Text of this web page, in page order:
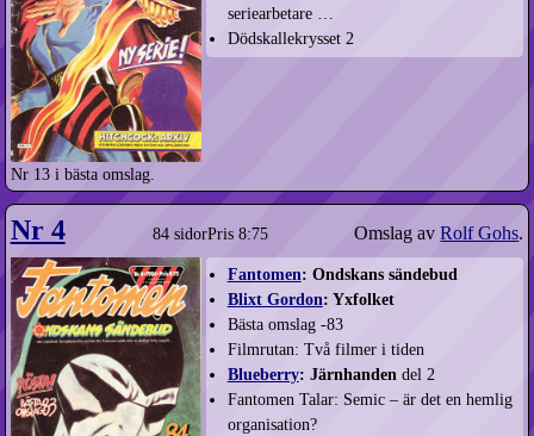
Nr 13 i bästa omslag.
seriearbetare …
Dödskallekrysset 2
Nr 4 84 sidorPris 8:75 Omslag avRolf Gohs.
Fantomen: Ondskans sändebud
Blixt Gordon: Yxfolket
Bästa omslag -83
Filmrutan: Två filmer i tiden
Blueberry: Järnhanden del 2
Fantomen Talar: Semic – är det en hemlig
organisation?